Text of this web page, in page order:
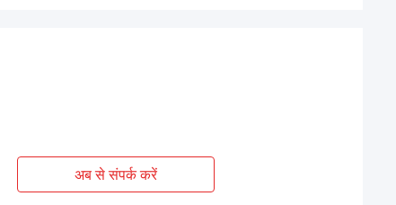
अब से संपर्क करें